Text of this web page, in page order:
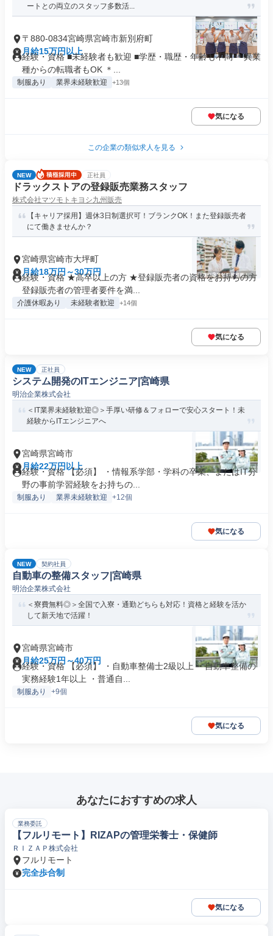
ートとの両立のスタッフ多数活...
〒880-0834宮崎県宮崎市新別府町
月給15万円以上
経験・資格 ■未経験者も歓迎 ■学歴・職歴・年齢も不問 ＊異業
種からの転職者もOK ＊...
制服あり 業界未経験歓迎 +13個
気になる
この企業の類似求人を見る
NEW 正社員
ドラックストアの登録販売業務スタッフ
株式会社マツモトキヨシ九州販売
【キャリア採用】週休3日制選択可！ブランクOK！また登録販売者
にて働きませんか？
宮崎県宮崎市大坪町
月給18万円～30万円
経験・資格 ★高卒以上の方 ★登録販売者の資格をお持ちの方
登録販売者の管理者要件を満...
介護休暇あり 未経験者歓迎 +14個
気になる
NEW 正社員
システム開発のITエンジニア|宮崎県
明治企業株式会社
＜IT業界未経験歓迎◎＞手厚い研修＆フォローで安心スタート！未
経験からITエンジニアへ
宮崎県宮崎市
月給22万円以上
経験・資格 【必須】 ・情報系学部・学科の卒業、またはIT分
野の事前学習経験をお持ちの...
制服あり 業界未経験歓迎 +12個
気になる
NEW 契約社員
自動車の整備スタッフ|宮崎県
明治企業株式会社
＜寮費無料◎＞全国で入寮・通勤どちらも対応！資格と経験を活か
して新天地で活躍！
宮崎県宮崎市
月給25万円～40万円
経験・資格 【必須】 ・自動車整備士2級以上 ・自動車整備の
実務経験1年以上 ・普通自...
制服あり +9個
気になる
あなたにおすすめの求人
業務委託
【フルリモート】RIZAPの管理栄養士・保健師
ＲＩＺＡＰ株式会社
フルリモート
完全歩合制
気になる